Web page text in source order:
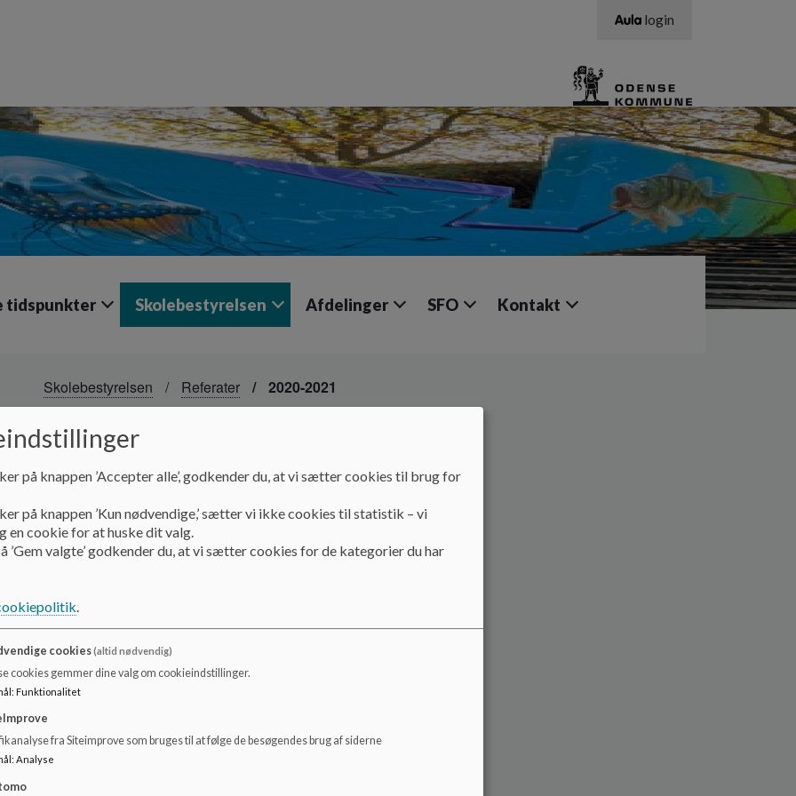
login
tidspunkter Skolebestyrelsen Afdelinger SFO Kontakt
Skolebestyrelsen Referater 2020-2021
2020-2021
Dokumenter
25.08.20 referat.pdf
27.10.20 referat.pdf
17.11.20 referat.pdf
på knappen ’Accepter alle’, godkender du, at vi sætter cookies til brug for
på knappen ’Kun nødvendige,’ sætter vi ikke cookies til statistik – vi
en cookie for at huske dit valg.
’Gem valgte’ godkender du, at vi sætter cookies for de kategorier du har
.
cookies(altid nødvendig)
cookies gemmer dine valg om cookieindstillinger.
: Funktionalitet
fra Siteimprove som bruges til at følge de besøgendes brug af siderne
: Analyse